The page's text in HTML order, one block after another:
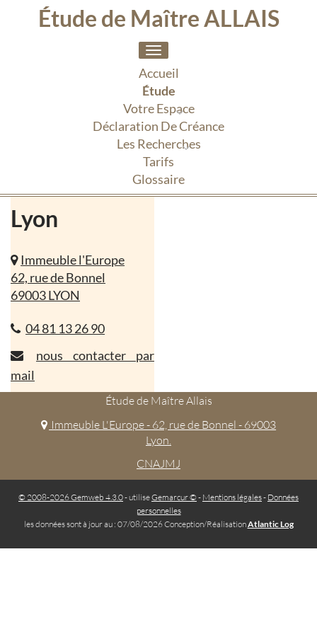
Étude de Maître ALLAIS
Toggle
navigation
Accueil
Étude
Votre Espace
Déclaration De Créance
Les Recherches
Tarifs
Glossaire
Lyon
Immeuble l'Europe
62, rue de Bonnel
69003 LYON
04 81 13 26 90
nous contacter par
mail
Étude de Maître Allais
Immeuble L'Europe - 62, rue de Bonnel - 69003
Lyon.
CNAJMJ
© 2008-2026 Gemweb 4.3.0- utiliseGemarcur © - Mentions légales- Données
personnelles
les données sont à jour au : 07/08/2026 Conception/RéalisationAtlantic Log